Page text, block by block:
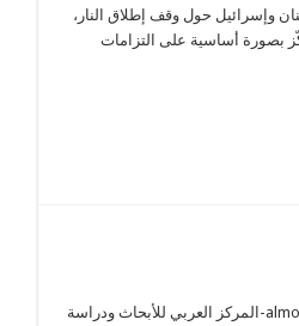
وإسرائيل حول وقف إطلاق النار،
بصورة أساسية على التزامات
أكثر من 20 مليار دولار أضرار تراكمية منذ تشرين الأول/أكتوبر 2023 حتى الجولة الأخيرة من الحرب في عام 2026 almontasher-المركز العربي للأبحاث ودراسة